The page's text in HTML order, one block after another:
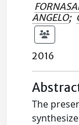
ANGELO;
2016
The